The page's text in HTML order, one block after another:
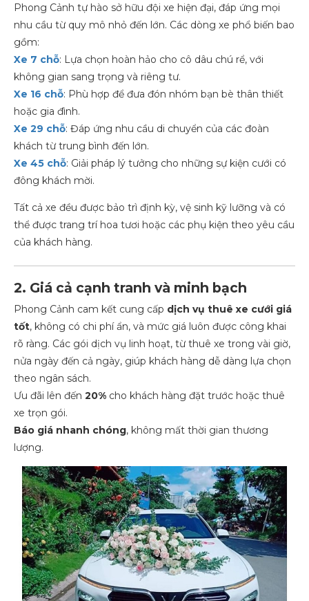
Phong Cảnh tự hào sở hữu đội xe hiện đại, đáp ứng mọi
nhu cầu từ quy mô nhỏ đến lớn. Các dòng xe phổ biến bao
gồm:
Xe 7 chỗ: Lựa chọn hoàn hảo cho cô dâu chú rể, với
không gian sang trọng và riêng tư.
Xe 16 chỗ: Phù hợp để đưa đón nhóm bạn bè thân thiết
hoặc gia đình.
Xe 29 chỗ: Đáp ứng nhu cầu di chuyển của các đoàn
khách từ trung bình đến lớn.
Xe 45 chỗ: Giải pháp lý tưởng cho những sự kiện cưới có
đông khách mời.
Tất cả xe đều được bảo trì định kỳ, vệ sinh kỹ lưỡng và có
thể được trang trí hoa tươi hoặc các phụ kiện theo yêu cầu
của khách hàng.
2. Giá cả cạnh tranh và minh bạch
Phong Cảnh cam kết cung cấp dịch vụ thuê xe cưới giá
tốt, không có chi phí ẩn, và mức giá luôn được công khai
rõ ràng. Các gói dịch vụ linh hoạt, từ thuê xe trong vài giờ,
nửa ngày đến cả ngày, giúp khách hàng dễ dàng lựa chọn
theo ngân sách.
Ưu đãi lên đến 20% cho khách hàng đặt trước hoặc thuê
xe trọn gói.
Báo giá nhanh chóng, không mất thời gian thương
lượng.